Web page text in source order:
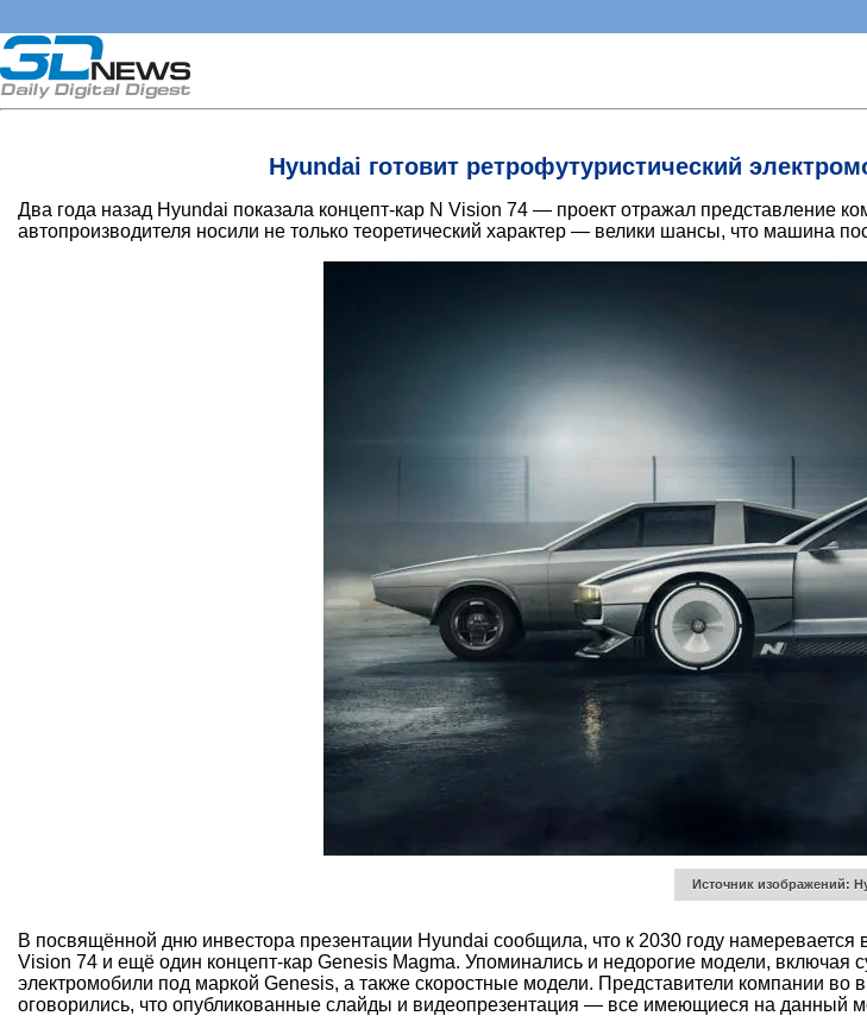
Hyundai готовит ретрофутуристический
Два года назад Hyundai показала концепт-кар N Vision 74 — проект отражал представление
автопроизводителя носили не только теоретический характер — велики шансы, что машина
Источник изображений:
В посвящённой дню инвестора презентации Hyundai сообщила, что к 2030 году
Vision 74 и ещё один концепт-кар Genesis Magma. Упоминались и недорогие модели, включая
электромобили под маркой Genesis, а также скоростные модели. Представители компании
оговорились, что опубликованные слайды и видеопрезентация — все имеющиеся на данный